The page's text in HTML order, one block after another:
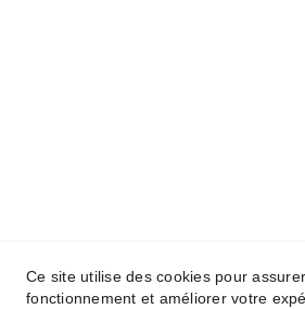
© 2026 – L’Entre Nous. Tous
Ce site utilise des cookies pour
fonctionnement et améliorer votre